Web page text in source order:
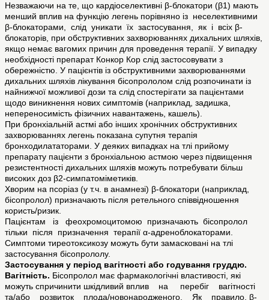
Незважаючи на те, що кардіоселективні β-блокатори (β1) мають
менший вплив на функцію легень порівняно із неселективними
β-блокаторами, слід уникати їх застосування, як і всіх β-
блокаторів, при обструктивних захворюваннях дихальних шляхів,
якщо немає вагомих причин для проведення терапії. У випадку
необхідності препарат Конкор Кор слід застосовувати з
обережністю. У пацієнтів із обструктивними захворюваннями
дихальних шляхів лікування бісопрололом слід розпочинати із
найнижчої можливої дози та слід спостерігати за пацієнтами
щодо виникнення нових симптомів (наприклад, задишка,
непереносимість фізичних навантажень, кашель).
При бронхіальній астмі або інших хронічних обструктивних
захворюваннях легень показана супутня терапія
бронходилататорами. У деяких випадках на тлі прийому
препарату пацієнти з бронхіальною астмою через підвищення
резистентності дихальних шляхів можуть потребувати більш
високих доз β2-симпатоміметиків.
Хворим на псоріаз (у т.ч. в анамнезі) β-блокатори (наприклад,
бісопролол) призначають після ретельного співвідношення
користь/ризик.
Пацієнтам із феохромоцитомою призначають бісопролол
тільки після призначення терапії α-адреноблокаторами.
Симптоми тиреотоксикозу можуть бути замасковані на тлі
застосування бісопрололу.
Застосування у період вагітності або годування груддю.
Вагітність. Бісопролол має фармакологічні властивості, які
можуть спричинити шкідливий вплив на перебіг вагітності
та/або розвиток плода/новонародженого. Як правило, β-